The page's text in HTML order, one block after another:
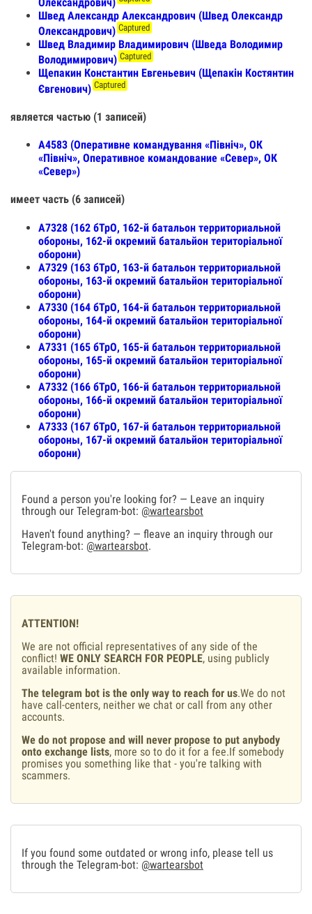
Швед Александр Александрович (Швед Олександр
Олександрович) Captured
Швед Владимир Владимирович (Шведа Володимир
Володимирович) Captured
Щепакин Константин Евгеньевич (Щепакін Костянтин
Євгенович) Captured
является частью (1 записей)
А4583 (Оперативне командування «Північ», ОК
«Північ», Оперативное командование «Север», ОК
«Север»)
имеет часть (6 записей)
А7328 (162 бТрО, 162-й батальон территориальной
обороны, 162-й окремий батальйон територіальної
оборони)
А7329 (163 бТрО, 163-й батальон территориальной
обороны, 163-й окремий батальйон територіальної
оборони)
А7330 (164 бТрО, 164-й батальон территориальной
обороны, 164-й окремий батальйон територіальної
оборони)
А7331 (165 бТрО, 165-й батальон территориальной
обороны, 165-й окремий батальйон територіальної
оборони)
А7332 (166 бТрО, 166-й батальон территориальной
обороны, 166-й окремий батальйон територіальної
оборони)
А7333 (167 бТрО, 167-й батальон территориальной
обороны, 167-й окремий батальйон територіальної
оборони)
Found a person you're looking for? — Leave an inquiry
through our Telegram-bot: @wartearsbot
Haven't found anything? — fleave an inquiry through our
Telegram-bot: @wartearsbot.
ATTENTION!
We are not official representatives of any side of the
conflict! WE ONLY SEARCH FOR PEOPLE, using publicly
available information.
The telegram bot is the only way to reach for us.We do not
have call-centers, neither we chat or call from any other
accounts.
We do not propose and will never propose to put anybody
onto exchange lists, more so to do it for a fee.If somebody
promises you something like that - you're talking with
scammers.
If you found some outdated or wrong info, please tell us
through the Telegram-bot: @wartearsbot